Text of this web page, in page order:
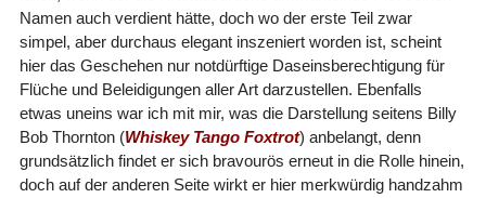
Namen auch verdient hätte, doch wo der erste Teil zwar
simpel, aber durchaus elegant inszeniert worden ist, scheint
hier das Geschehen nur notdürftige Daseinsberechtigung für
Flüche und Beleidigungen aller Art darzustellen. Ebenfalls
etwas uneins war ich mit mir, was die Darstellung seitens Billy
Bob Thornton (Whiskey Tango Foxtrot) anbelangt, denn
grundsätzlich findet er sich bravourös erneut in die Rolle hinein,
doch auf der anderen Seite wirkt er hier merkwürdig handzahm